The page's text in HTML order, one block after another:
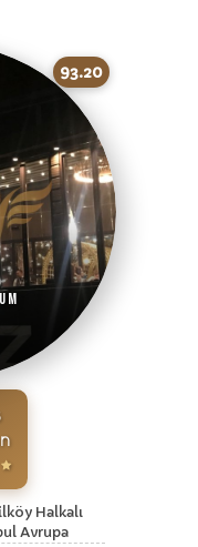
93.20
Halkalı
Avrupa